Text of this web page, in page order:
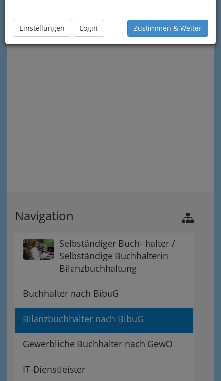
Einstellungen Login Zustimmen & Weiter
Navigation
Selbständiger Buch- halter /
Selbständige Buchhalterin
Bilanzbuchhaltung
Buchhalter nach BibuG
Bilanzbuchhalter nach BibuG
Gewerbliche Buchhalter nach GewO
IT-Dienstleister